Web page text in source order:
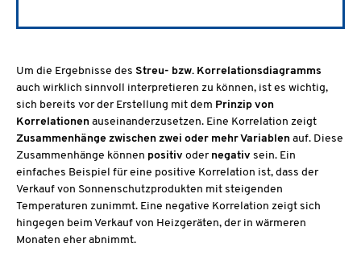
Um die Ergebnisse des Streu- bzw. Korrelationsdiagramms
auch wirklich sinnvoll interpretieren zu können, ist es wichtig,
sich bereits vor der Erstellung mit dem Prinzip von
Korrelationen auseinanderzusetzen. Eine Korrelation zeigt
Zusammenhänge zwischen zwei oder mehr Variablen auf. Diese
Zusammenhänge können positiv oder negativ sein. Ein
einfaches Beispiel für eine positive Korrelation ist, dass der
Verkauf von Sonnenschutzprodukten mit steigenden
Temperaturen zunimmt. Eine negative Korrelation zeigt sich
hingegen beim Verkauf von Heizgeräten, der in wärmeren
Monaten eher abnimmt.